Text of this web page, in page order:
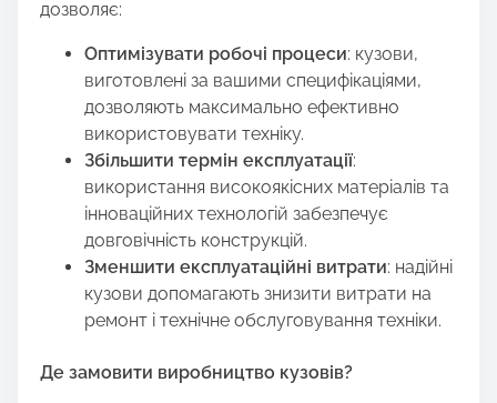
дозволяє:
Оптимізувати робочі процеси: кузови,
виготовлені за вашими специфікаціями,
дозволяють максимально ефективно
використовувати техніку.
Збільшити термін експлуатації:
використання високоякісних матеріалів та
інноваційних технологій забезпечує
довговічність конструкцій.
Зменшити експлуатаційні витрати: надійні
кузови допомагають знизити витрати на
ремонт і технічне обслуговування техніки.
Де замовити виробництво кузовів?